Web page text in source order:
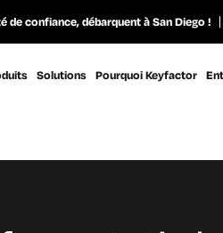
confiance, débarquent à San Diego !
Solutions Pourquoi Keyfactor